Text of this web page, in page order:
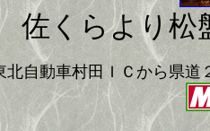
佐くらより松
北自動車村田ＩＣから県道